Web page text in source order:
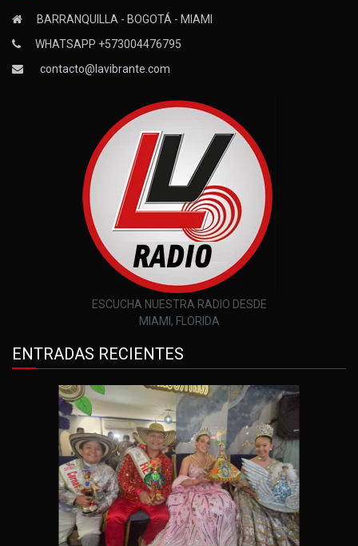
BARRANQUILLA - BOGOTÁ - MIAMI
WHATSAPP +573004476795
contacto@lavibrante.com
ESCUCHA NUESTRA RADIO DESDE
MIAMI, FLORIDA
ENTRADAS RECIENTES